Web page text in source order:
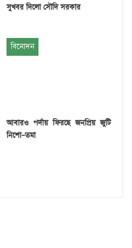
সুখবর দিলো সৌদি সরকার
বিনোদন
আবারও পর্দায় ফিরছে জনপ্রিয় জুটি
নিশো–তমা